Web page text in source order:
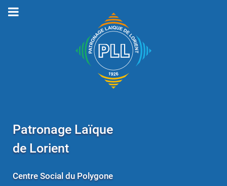
Patronage Laïque
de Lorient
Centre Social du Polygone